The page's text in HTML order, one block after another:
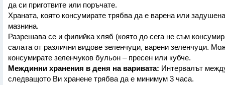
да си приготвите или поръчате.
Храната, която консумирате трябва да е варена или
мазнина.
Разрешава се и филийка хляб (която до сега не съм
салата от различни видове зеленчуци, варени зеленчуци.
консумирате зеленчуков бульон – пресен или кубче.
Междинни хранения в деня на варивата: Интервалът
следващото Ви хранене трябва да е минимум 3 часа.